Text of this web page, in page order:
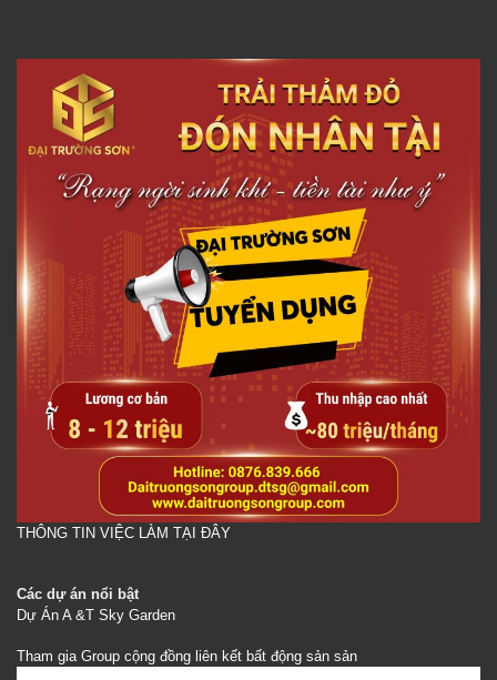
THÔNG TIN VIỆC LÀM TẠI ĐÂY
Các dự án nổi bật
Dự Án A &T Sky Garden
Tham gia Group cộng đồng liên kết bất động sản sản